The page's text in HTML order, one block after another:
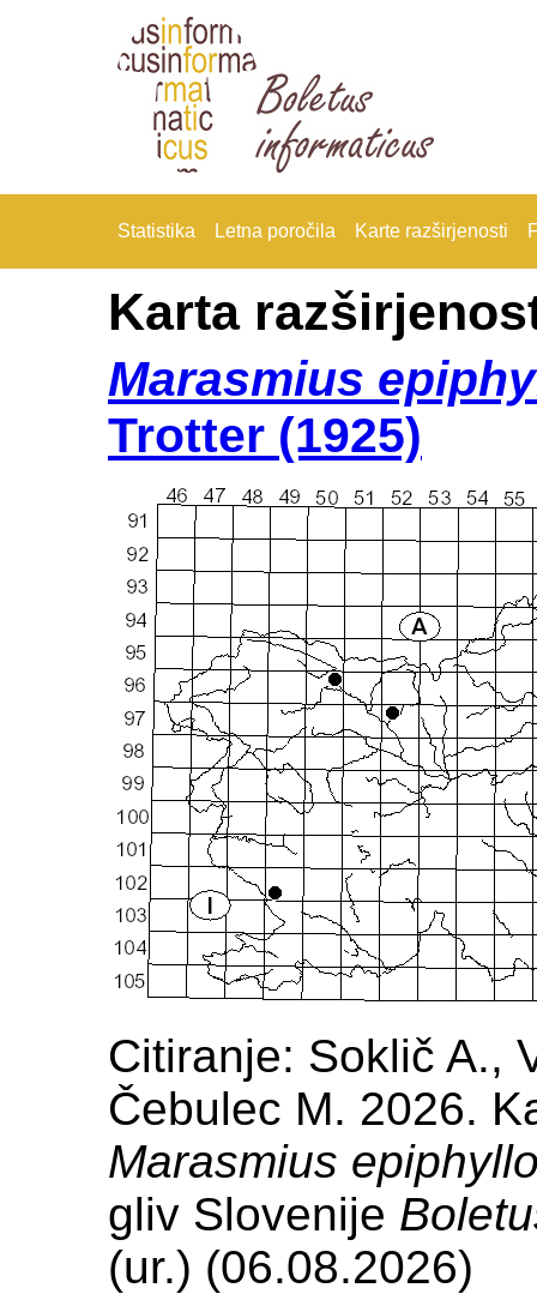
Statistika Letna poročila Karte razširjenosti
Karta
Marasmius
Trotter (1925)
Citiranje: Soklič A.,
Čebulec M. 2026.
Marasmius
gliv Slovenije
(ur.) (06.08.2026)